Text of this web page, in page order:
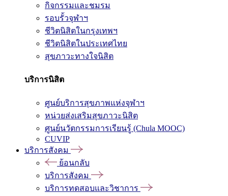
กิจกรรมและชมรม
รอบรั้วจุฬาฯ
ชีวิตนิสิตในกรุงเทพฯ
ชีวิตนิสิตในประเทศไทย
สุขภาวะทางใจนิสิต
บริการนิสิต
ศูนย์บริการสุขภาพแห่งจุฬาฯ
หน่วยส่งเสริมสุขภาวะนิสิต
ศูนย์นวัตกรรมการเรียนรู้ (Chula MOOC)
CUVIP
บริการสังคม
ย้อนกลับ
บริการสังคม
บริการทดสอบและวิชาการ